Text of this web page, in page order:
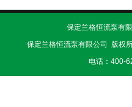
保定兰格恒流泵有
保定兰格恒流泵有限公司 版权
电话：400-